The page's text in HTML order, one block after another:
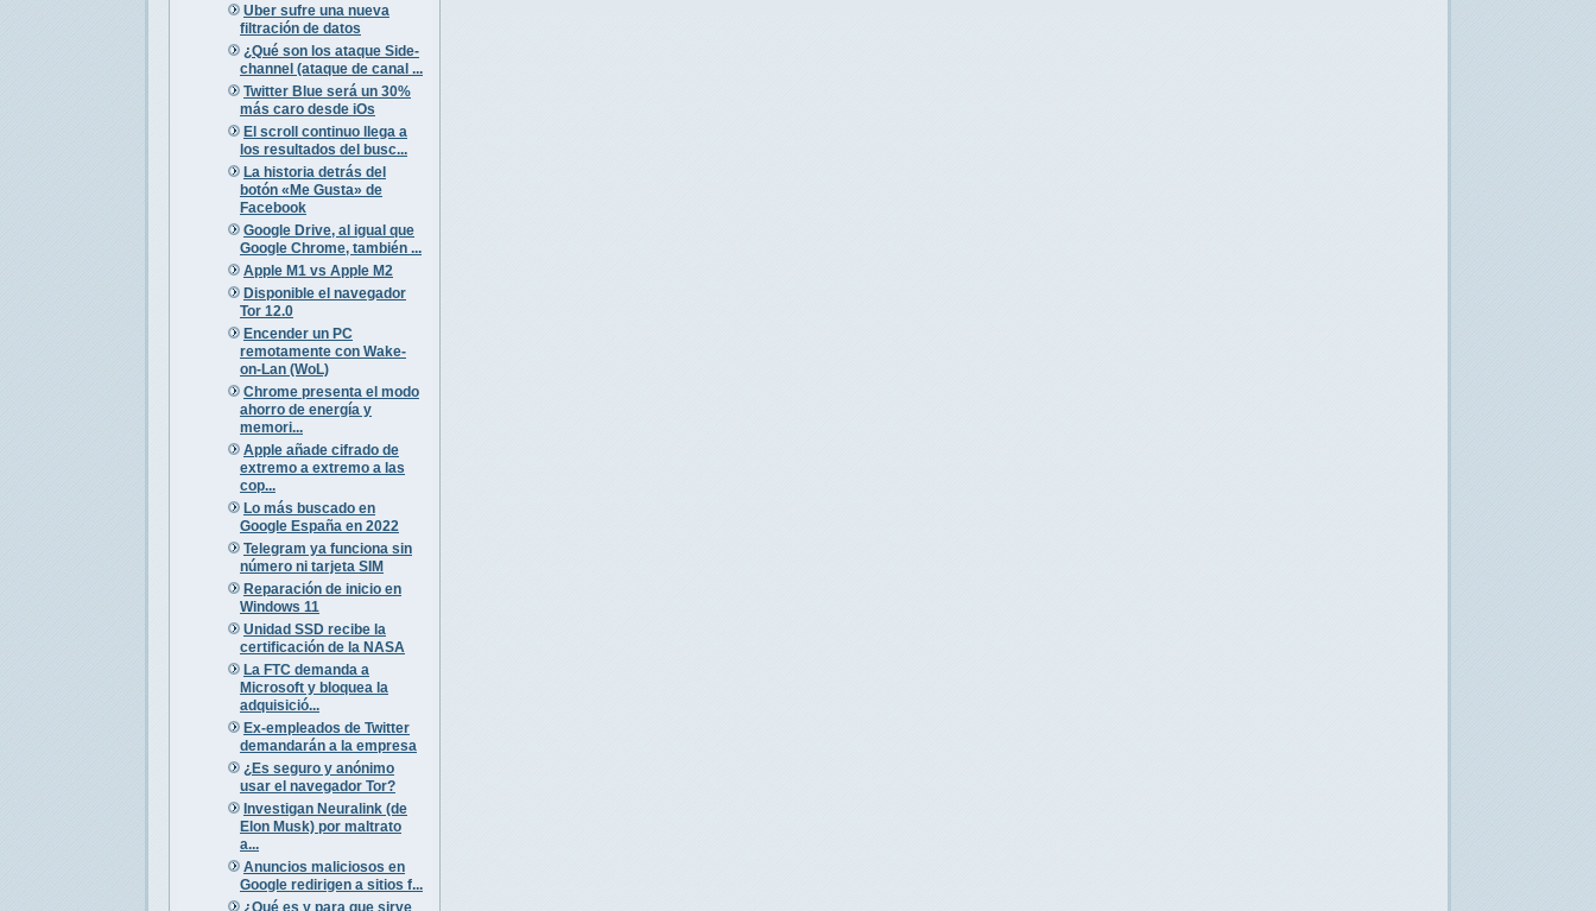
Uber sufre una nueva
filtración de datos
¿Qué son los ataque Side-
channel (ataque de canal ...
Twitter Blue será un 30%
más caro desde iOs
El scroll continuo llega a
los resultados del busc...
La historia detrás del
botón «Me Gusta» de
Facebook
Google Drive, al igual que
Google Chrome, también ...
Apple M1 vs Apple M2
Disponible el navegador
Tor 12.0
Encender un PC
remotamente con Wake-
on-Lan (WoL)
Chrome presenta el modo
ahorro de energía y
memori...
Apple añade cifrado de
extremo a extremo a las
cop...
Lo más buscado en
Google España en 2022
Telegram ya funciona sin
número ni tarjeta SIM
Reparación de inicio en
Windows 11
Unidad SSD recibe la
certificación de la NASA
La FTC demanda a
Microsoft y bloquea la
adquisició...
Ex-empleados de Twitter
demandarán a la empresa
¿Es seguro y anónimo
usar el navegador Tor?
Investigan Neuralink (de
Elon Musk) por maltrato
a...
Anuncios maliciosos en
Google redirigen a sitios f...
¿Qué es y para que sirve